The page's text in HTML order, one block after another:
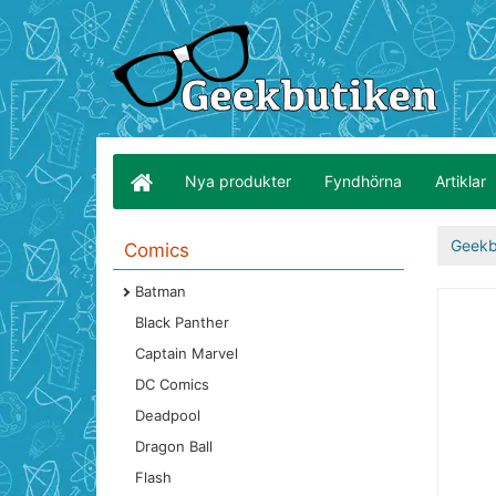
Nya produkter Fyndhörna Artiklar
Comics
Batman
Black Panther
Captain Marvel
DC Comics
Deadpool
Dragon Ball
Flash